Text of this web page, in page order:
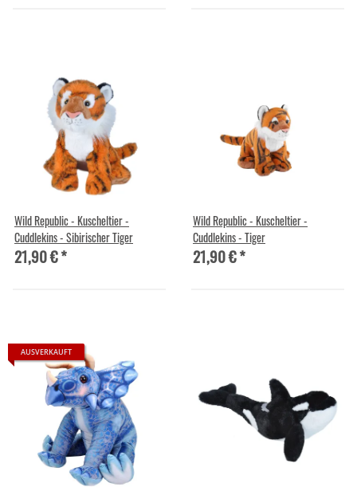
Wild Republic - Kuscheltier -
Cuddlekins - Sibirischer Tiger
21,90 €*
Wild Republic - Kuscheltier -
Cuddlekins - Tiger
21,90 €*
AUSVERKAUFT